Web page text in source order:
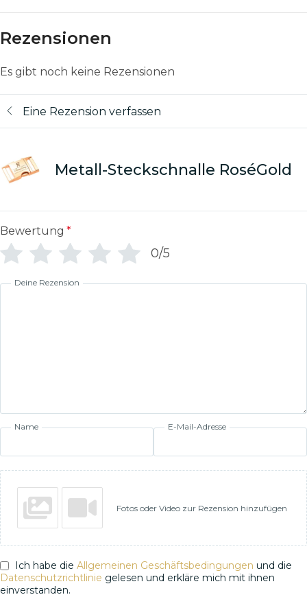
Rezensionen
Es gibt noch keine Rezensionen
Eine Rezension verfassen
Metall-Steckschnalle RoséGold
Bewertung *
0/5
Deine Rezension
Name E-Mail-Adresse
Fotos oder Video zur Rezension hinzufügen
Ich habe die Allgemeinen Geschäftsbedingungen und die
Datenschutzrichtlinie gelesen und erkläre mich mit ihnen
einverstanden.